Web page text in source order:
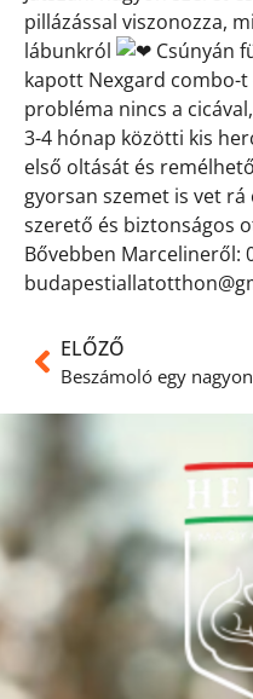
pillázással viszonozza,
lábunkról
Csúnyán
kapott Nexgard combo-
probléma nincs a
3-4 hónap közötti kis
első oltását és
gyorsan szemet is vet
szerető és biztonságos
Bővebben Marcelineről:
ELŐZŐ